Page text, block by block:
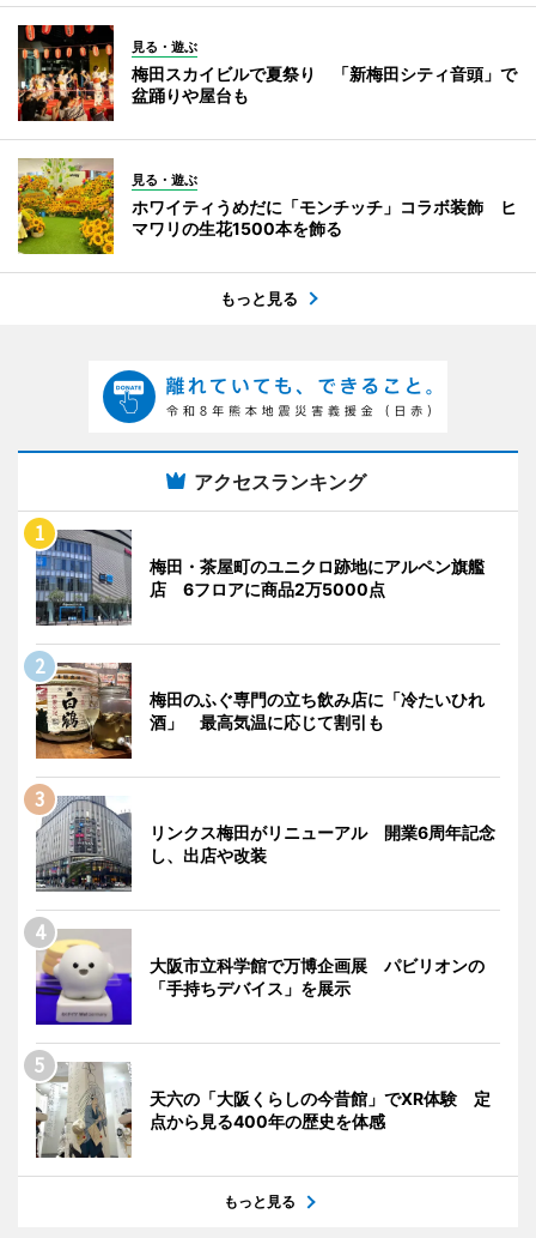
見る・遊ぶ
梅田スカイビルで夏祭り 「新梅田シティ音頭」で
盆踊りや屋台も
見る・遊ぶ
ホワイティうめだに「モンチッチ」コラボ装飾 ヒ
マワリの生花1500本を飾る
もっと見る
アクセスランキング
梅田・茶屋町のユニクロ跡地にアルペン旗艦
店 6フロアに商品2万5000点
梅田のふぐ専門の立ち飲み店に「冷たいひれ
酒」 最高気温に応じて割引も
リンクス梅田がリニューアル 開業6周年記念
し、出店や改装
大阪市立科学館で万博企画展 パビリオンの
「手持ちデバイス」を展示
天六の「大阪くらしの今昔館」でXR体験 定
点から見る400年の歴史を体感
もっと見る